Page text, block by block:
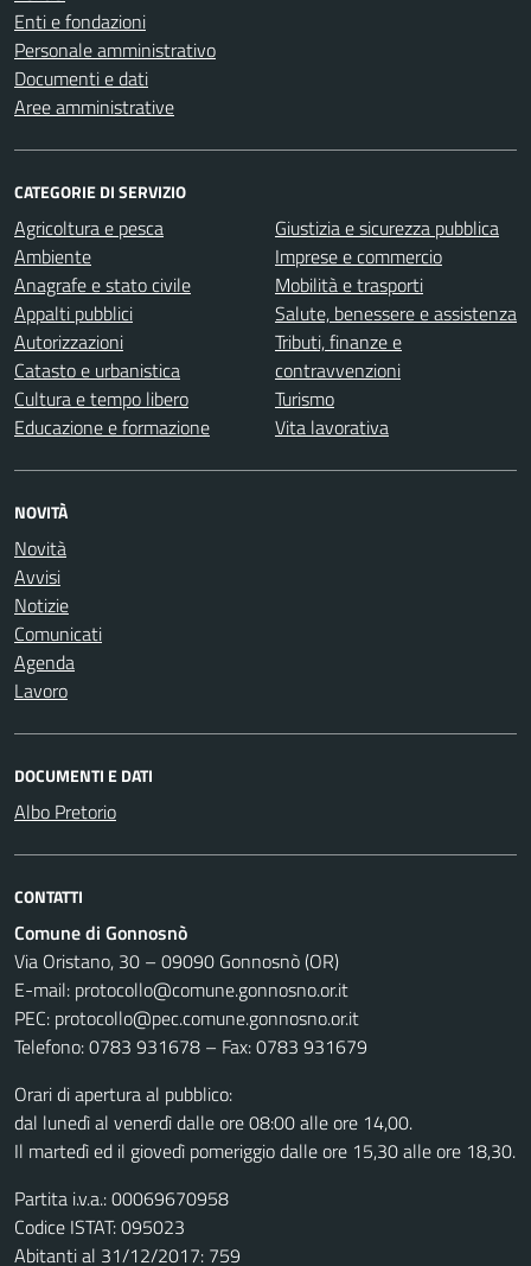
Enti e fondazioni
Personale amministrativo
Documenti e dati
Aree amministrative
CATEGORIE DI SERVIZIO
Agricoltura e pesca
Ambiente
Anagrafe e stato civile
Appalti pubblici
Autorizzazioni
Catasto e urbanistica
Cultura e tempo libero
Educazione e formazione
Giustizia e sicurezza pubblica
Imprese e commercio
Mobilità e trasporti
Salute, benessere e assistenza
Tributi, finanze e
contravvenzioni
Turismo
Vita lavorativa
NOVITÀ
Novità
Avvisi
Notizie
Comunicati
Agenda
Lavoro
DOCUMENTI E DATI
Albo Pretorio
CONTATTI
Comune di Gonnosnò
Via Oristano, 30 – 09090 Gonnosnò (OR)
E-mail: protocollo@comune.gonnosno.or.it
PEC: protocollo@pec.comune.gonnosno.or.it
Telefono: 0783 931678 – Fax: 0783 931679
Orari di apertura al pubblico:
dal lunedì al venerdì dalle ore 08:00 alle ore 14,00.
Il martedì ed il giovedì pomeriggio dalle ore 15,30 alle ore 18,30.
Partita i.v.a.: 00069670958
Codice ISTAT: 095023
Abitanti al 31/12/2017: 759